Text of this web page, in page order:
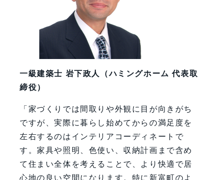
一級建築士 岩下政人（ハミングホーム 代表取
締役）
「家づくりでは間取りや外観に目が向きがち
ですが、実際に暮らし始めてからの満足度を
左右するのはインテリアコーディネートで
す。家具や照明、色使い、収納計画まで含め
て住まい全体を考えることで、より快適で居
心地の良い空間になります。特に新富町のよ